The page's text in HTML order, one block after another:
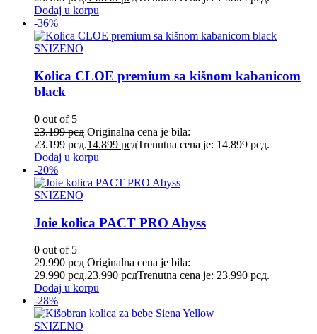
Dodaj u korpu
-36%
SNIZENO
Kolica CLOE premium sa kišnom kabanicom
black
0 out of 5
23.199рсд Originalna cena je bila:
23.199 рсд.14.899 рсдTrenutna cena je: 14.899 рсд.
Dodaj u korpu
-20%
SNIZENO
Joie kolica PACT PRO Abyss
0 out of 5
29.990рсд Originalna cena je bila:
29.990 рсд.23.990 рсдTrenutna cena je: 23.990 рсд.
Dodaj u korpu
-28%
SNIZENO